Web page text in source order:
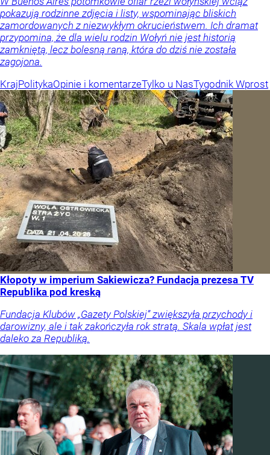
pokazują rodzinne zdjęcia i listy, wspominając bliskich
zamordowanych z niezwykłym okrucieństwem. Ich dramat
przypomina, że dla wielu rodzin Wołyń nie jest historią
zamkniętą, lecz bolesną raną, która do dziś nie została
zagojona.
KrajPolitykaOpinie i komentarzeTylko u NasTygodnik Wprost
Kłopoty w imperium Sakiewicza? Fundacja prezesa TV
Republika pod kreską
Fundacja Klubów „Gazety Polskiej” zwiększyła przychody i
darowizny, ale i tak zakończyła rok stratą. Skala wpłat jest
daleko za Republiką.